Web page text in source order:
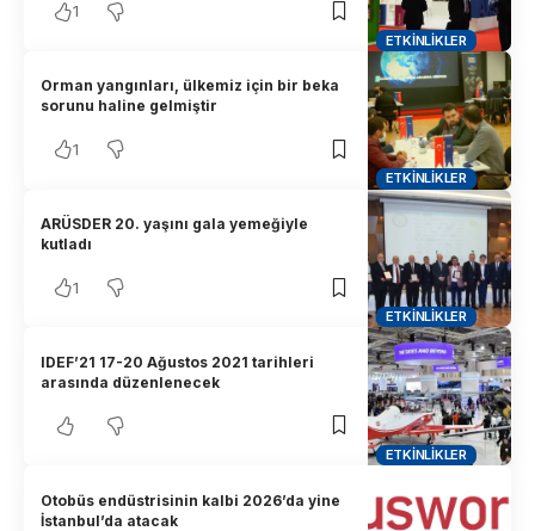
ETKINLIKLER
1
ETKINLIKLER
Orman yangınları, ülkemiz için bir beka
sorunu haline gelmiştir
1
ETKINLIKLER
ARÜSDER 20. yaşını gala yemeğiyle
kutladı
1
ETKINLIKLER
IDEF’21 17-20 Ağustos 2021 tarihleri
arasında düzenlenecek
Otobüs endüstrisinin kalbi 2026’da yine
İstanbul’da atacak